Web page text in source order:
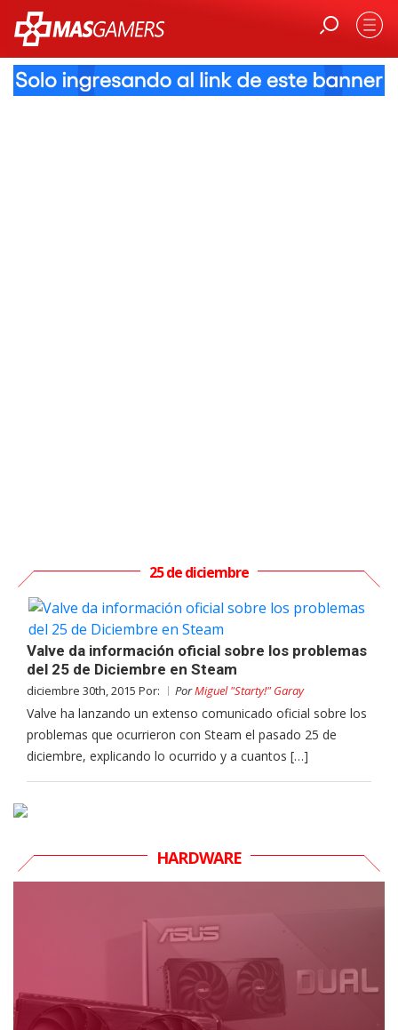
25 de diciembre
Valve da información oficial sobre los problemas
del 25 de Diciembre en Steam
diciembre 30th, 2015 Por: PorMiguel "Starty!" Garay
Valve ha lanzando un extenso comunicado oficial sobre los
problemas que ocurrieron con Steam el pasado 25 de
diciembre, explicando lo ocurrido y a cuantos […]
HARDWARE